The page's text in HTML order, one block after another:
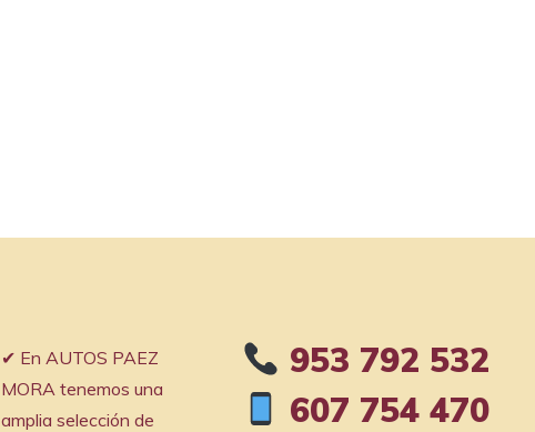
✔︎ En AUTOS PAEZ
MORA tenemos una
amplia selección de
953 792 532
607 754 470